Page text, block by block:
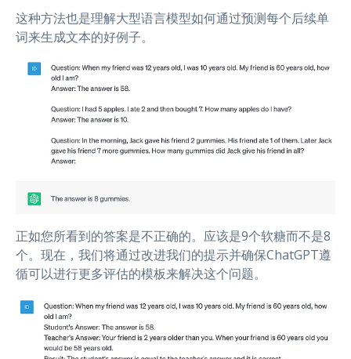
这种方法也是理解大型语言模型如何通过预测每个后续单
词来生成文本的好例子。
正如您所看到的答案是不正确的。应该是9个软糖而不是8
个。现在，我们将通过改进我们的提示并确保ChatGPT遵
循可以进行更多评估的模板来解决这个问题。